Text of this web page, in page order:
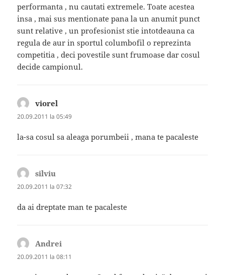
performanta , nu cautati extremele. Toate acestea
insa , mai sus mentionate pana la un anumit punct
sunt relative , un profesionist stie intotdeauna ca
regula de aur in sportul columbofil o reprezinta
competitia , deci povestile sunt frumoase dar cosul
decide campionul.
viorel
20.09.2011 la 05:49
la-sa cosul sa aleaga porumbeii , mana te pacaleste
silviu
20.09.2011 la 07:32
da ai dreptate man te pacaleste
Andrei
20.09.2011 la 08:11